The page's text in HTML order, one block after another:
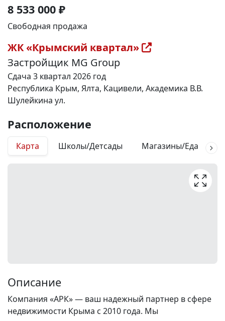
8 533 000 ₽
Свободная продажа
ЖК «Крымский квартал»
Застройщик MG Group
Сдача 3 квартал 2026 год
Республика Крым, Ялта, Кацивели, Академика В.В.
Шулейкина ул.
Расположение
Карта Школы/Детсады Магазины/Еда
Описание
Компания «АРК» — ваш надежный партнер в сфере
недвижимости Крыма с 2010 года. Мы